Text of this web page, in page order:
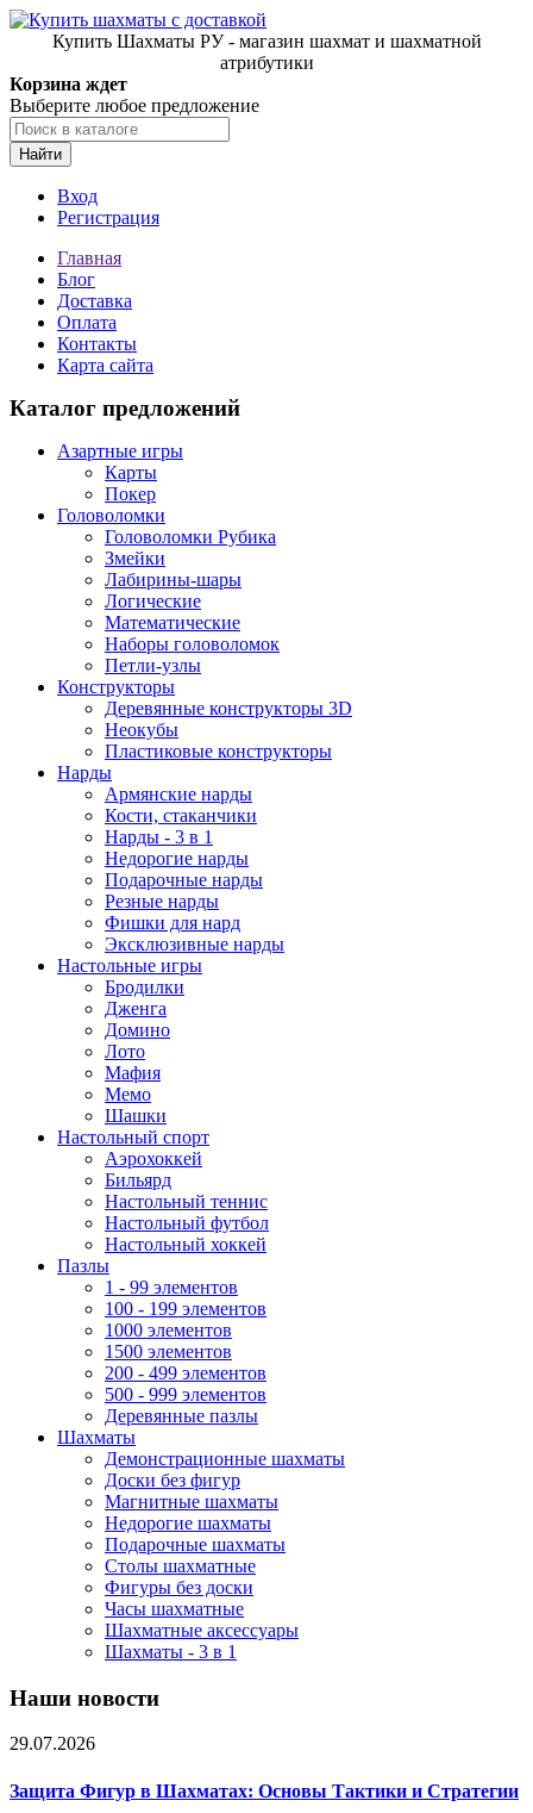
Купить Шахматы РУ - магазин шахмат и шахматной
атрибутики
Корзина ждет
Выберите любое предложение
Найти
Вход
Регистрация
Главная
Блог
Доставка
Оплата
Контакты
Карта сайта
Каталог предложений
Азартные игры
Карты
Покер
Головоломки
Головоломки Рубика
Змейки
Лабирины-шары
Логические
Математические
Наборы головоломок
Петли-узлы
Конструкторы
Деревянные конструкторы 3D
Неокубы
Пластиковые конструкторы
Нарды
Армянские нарды
Кости, стаканчики
Нарды - 3 в 1
Недорогие нарды
Подарочные нарды
Резные нарды
Фишки для нард
Эксклюзивные нарды
Настольные игры
Бродилки
Дженга
Домино
Лото
Мафия
Мемо
Шашки
Настольный спорт
Аэрохоккей
Бильярд
Настольный теннис
Настольный футбол
Настольный хоккей
Пазлы
1 - 99 элементов
100 - 199 элементов
1000 элементов
1500 элементов
200 - 499 элементов
500 - 999 элементов
Деревянные пазлы
Шахматы
Демонстрационные шахматы
Доски без фигур
Магнитные шахматы
Недорогие шахматы
Подарочные шахматы
Столы шахматные
Фигуры без доски
Часы шахматные
Шахматные аксессуары
Шахматы - 3 в 1
Наши новости
29.07.2026
Защита Фигур в Шахматах: Основы Тактики и Стратегии